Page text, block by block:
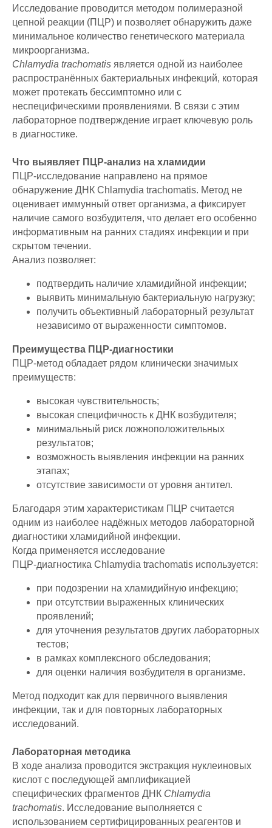
Исследование проводится методом полимеразной
цепной реакции (ПЦР) и позволяет обнаружить даже
минимальное количество генетического материала
микроорганизма.
Chlamydia trachomatis является одной из наиболее
распространённых бактериальных инфекций, которая
может протекать бессимптомно или с
неспецифическими проявлениями. В связи с этим
лабораторное подтверждение играет ключевую роль
в диагностике.
Что выявляет ПЦР-анализ на хламидии
ПЦР-исследование направлено на прямое
обнаружение ДНК Chlamydia trachomatis. Метод не
оценивает иммунный ответ организма, а фиксирует
наличие самого возбудителя, что делает его особенно
информативным на ранних стадиях инфекции и при
скрытом течении.
Анализ позволяет:
подтвердить наличие хламидийной инфекции;
выявить минимальную бактериальную нагрузку;
получить объективный лабораторный результат
независимо от выраженности симптомов.
Преимущества ПЦР-диагностики
ПЦР-метод обладает рядом клинически значимых
преимуществ:
высокая чувствительность;
высокая специфичность к ДНК возбудителя;
минимальный риск ложноположительных
результатов;
возможность выявления инфекции на ранних
этапах;
отсутствие зависимости от уровня антител.
Благодаря этим характеристикам ПЦР считается
одним из наиболее надёжных методов лабораторной
диагностики хламидийной инфекции.
Когда применяется исследование
ПЦР-диагностика Chlamydia trachomatis используется:
при подозрении на хламидийную инфекцию;
при отсутствии выраженных клинических
проявлений;
для уточнения результатов других лабораторных
тестов;
в рамках комплексного обследования;
для оценки наличия возбудителя в организме.
Метод подходит как для первичного выявления
инфекции, так и для повторных лабораторных
исследований.
Лабораторная методика
В ходе анализа проводится экстракция нуклеиновых
кислот с последующей амплификацией
специфических фрагментов ДНК Chlamydia
trachomatis. Исследование выполняется с
использованием сертифицированных реагентов и